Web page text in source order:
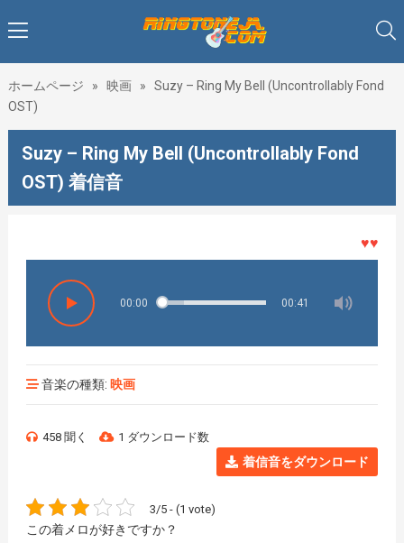
ホームページ » 映画 »
Suzy – Ring My Bell (Uncontrollably Fond
OST)
Suzy – Ring My Bell (Uncontrollably Fond
OST) 着信音
♥♥♥着
00:00 00:41
音楽の種類: 映画
458 聞く 1 ダウンロード数
着信音をダウンロード
3/5 - (1 vote)
この着メロが好きですか？